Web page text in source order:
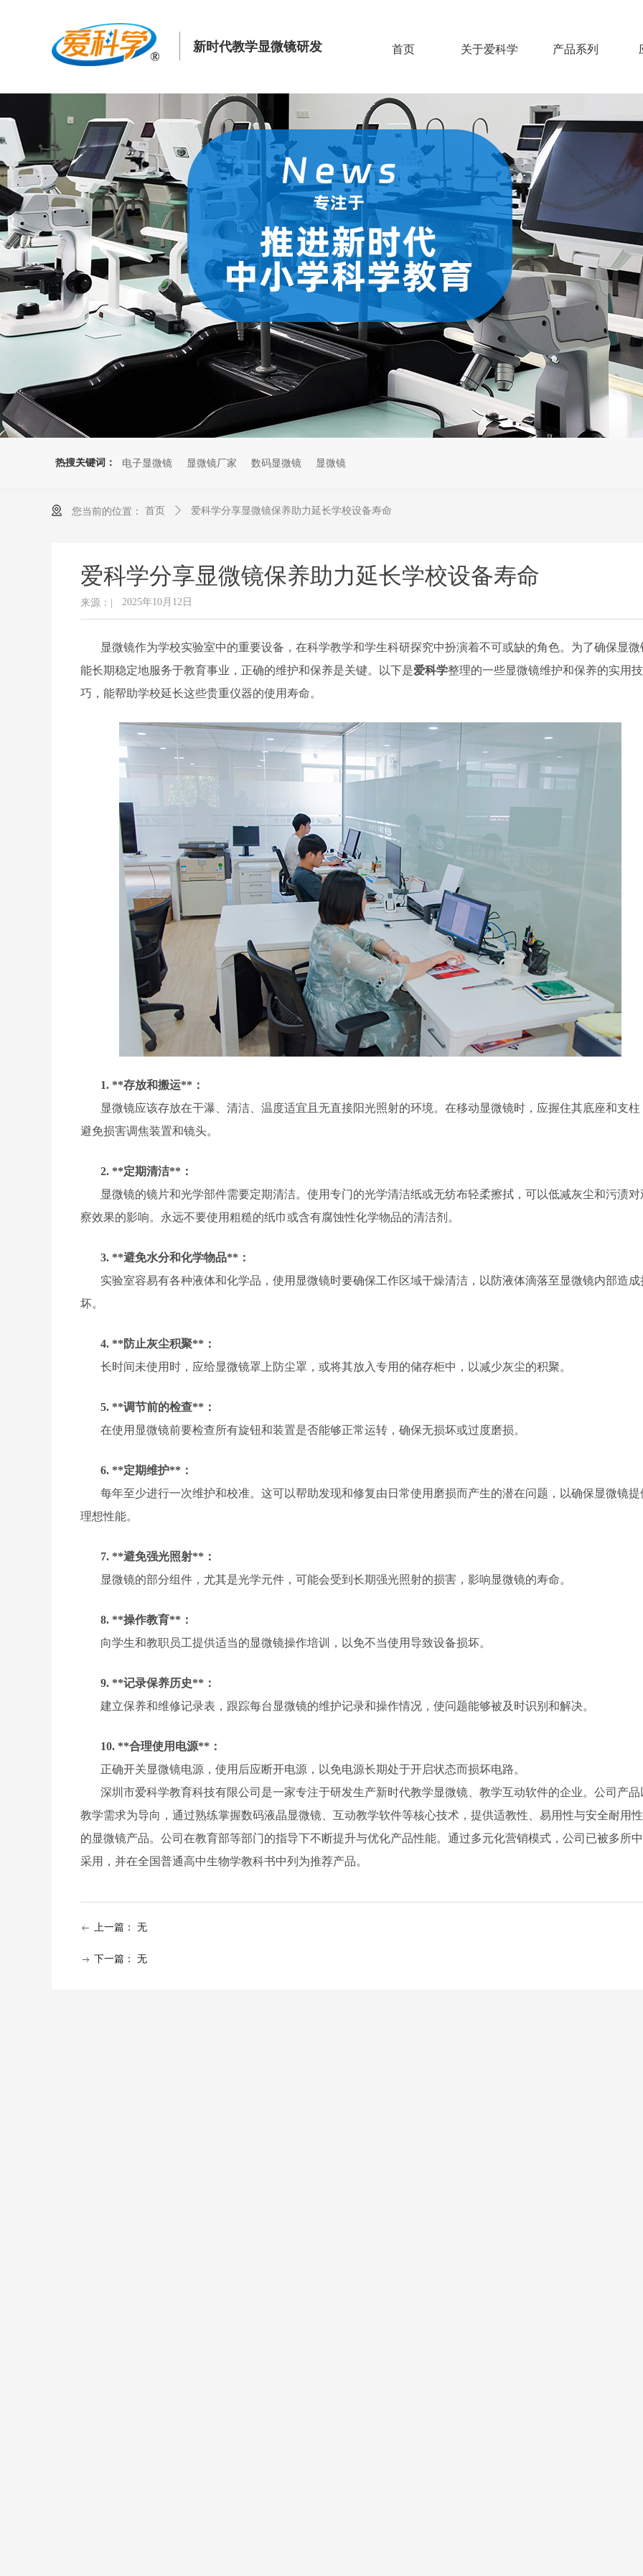
新时代教学显微镜研发 首页 关于爱科学 产品系列
爱科学分享显微镜保养助力延长学校设备寿命
显微镜作为学校实验室中的重要设备，在科学教学和学生科研探究中扮演着不可或缺的角色。为了确保显微
能长期稳定地服务于教育事业，正确的维护和保养是关键。以下是爱科学整理的一些显微镜维护和保养的实用技
巧，能帮助学校延长这些贵重仪器的使用寿命。
1. **存放和搬运**：
显微镜应该存放在干瀑、清洁、温度适宜且无直接阳光照射的环境。在移动显微镜时，应握住其底座和支柱
避免损害调焦装置和镜头。
2. **定期清洁**：
显微镜的镜片和光学部件需要定期清洁。使用专门的光学清洁纸或无纺布轻柔擦拭，可以低减灰尘和污渍对
察效果的影响。永远不要使用粗糙的纸巾或含有腐蚀性化学物品的清洁剂。
3. **避免水分和化学物品**：
实验室容易有各种液体和化学品，使用显微镜时要确保工作区域干燥清洁，以防液体滴落至显微镜内部造成
坏。
4. **防止灰尘积聚**：
长时间未使用时，应给显微镜罩上防尘罩，或将其放入专用的储存柜中，以减少灰尘的积聚。
5. **调节前的检查**：
在使用显微镜前要检查所有旋钮和装置是否能够正常运转，确保无损坏或过度磨损。
6. **定期维护**：
每年至少进行一次维护和校准。这可以帮助发现和修复由日常使用磨损而产生的潜在问题，以确保显微镜提
理想性能。
7. **避免强光照射**：
显微镜的部分组件，尤其是光学元件，可能会受到长期强光照射的损害，影响显微镜的寿命。
8. **操作教育**：
向学生和教职员工提供适当的显微镜操作培训，以免不当使用导致设备损坏。
9. **记录保养历史**：
建立保养和维修记录表，跟踪每台显微镜的维护记录和操作情况，使问题能够被及时识别和解决。
10. **合理使用电源**：
正确开关显微镜电源，使用后应断开电源，以免电源长期处于开启状态而损坏电路。
深圳市爱科学教育科技有限公司是一家专注于研发生产新时代教学显微镜、教学互动软件的企业。公司产品
教学需求为导向，通过熟练掌握数码液晶显微镜、互动教学软件等核心技术，提供适教性、易用性与安全耐用
的显微镜产品。公司在教育部等部门的指导下不断提升与优化产品性能。通过多元化营销模式，公司已被多所
采用，并在全国普通高中生物学教科书中列为推荐产品。
2025年10月12日
ꂃ 上一篇： 无
ꁹ 下一篇： 无
来源：|
热搜关键词： 电子显微镜 显微镜厂家 数码显微镜 显微镜
您当前的位置： 首页 ꄲ 爱科学分享显微镜保养助力延长学校设备寿命